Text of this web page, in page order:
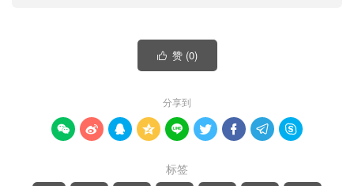
 赞 (0)
分享到
        
标签